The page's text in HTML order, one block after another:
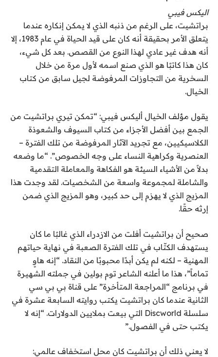
اليكس فيبي
براتشيت، على الرغم من ذنبه الذي لا يمكن إنكاره عندما
يتعلق الأمر بحقيقة أنه كان على قيد الحياة في عام 1983، إلا
أنه هدف غير عادي لهذا النوع من القصص. بعد كل شيء،
كان هذا كاتبًا هو الذي صنع اسمه لأول مرة من خلال
السخرية من التجاوزات المرفوضة لجيل سابق من كتاب
الخيال.
يقول مؤلف الخيال أليكس فيبي: “تمكن تيري براتشيت من
الجمع بين أفضل الأجزاء من كتاب السيوف والشعوذة
الكلاسيكيين، مع تجريد الآثار المرفوضة من تلك الفترة –
العنصرية وكراهية النساء على وجه الخصوص”. “ما وضعه
بدلاً من الأشياء السيئة هو الفكاهة والمعاملة التقدمية
والشاملة لمجموعة واسعة من الشخصيات. لقد وجدت هذا
المزيج الذي لا يهزم إلى حد كبير، وهو المزيج الذي ضمن
إرثه حقًا.
صحيح أن براتشيت أفلت من الازدراء الذي غالبًا ما كان
يستهدف الكتّاب في تلك الفترة الصعبة في نهاية حياتهم
المهنية – لكنه لم يكن أبدًا محبوبًا من النقاد. “إنه هاوٍ
تماماً”، هذا ما أعلنه الشاعر توم بولين في جملته الشهيرة
في برنامج “المراجعة المتأخرة” على قناة بي بي سي
الثانية عندما كان براتشيت يكتب روايته السابعة عشرة في
سلسلة Discworld التي بيعت بملايين الدولارات. “إنه لا
يكتب حتى في الفصول.”
لا يعني ذلك أن براتشيت كان محل استخفاف عالمي: